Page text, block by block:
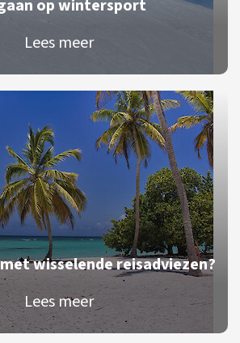
op wintersport
Lees meer
wisselende reisadviezen?
Lees meer